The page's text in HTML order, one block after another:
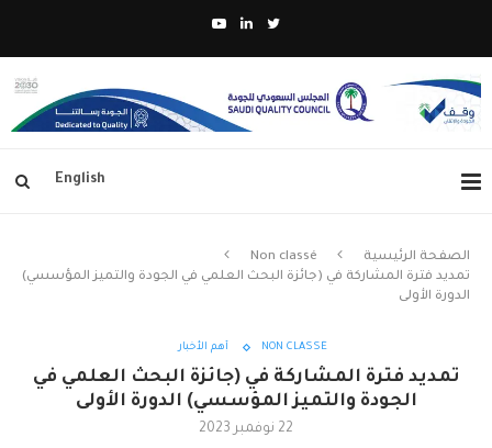
English
الصفحة الرئيسية
Non classé
تمديد فترة المشاركة في (جائزة البحث العلمي في الجودة والتميز المؤسسي)
الدورة الأولى
NON CLASSÉ أهم الأخبار
تمديد فترة المشاركة في (جائزة البحث العلمي في
الجودة والتميز المؤسسي) الدورة الأولى
22 نوفمبر 2023